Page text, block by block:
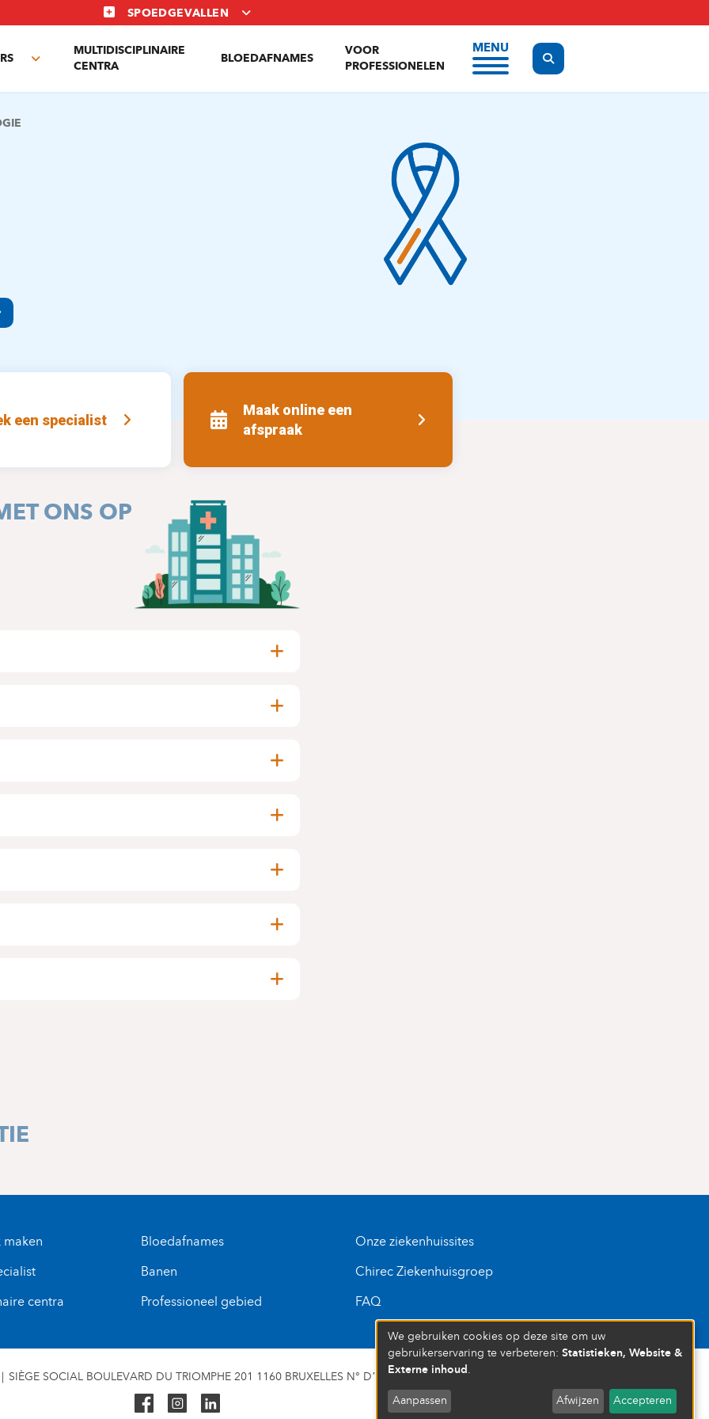
SPOEDGEVALLEN
Toggle
MULTIDISCIPLINAIRE
CENTRA
BLOEDAFNAMES
VOOR
PROFESSIONELEN
MENU
Display the search form
een specialist
Maak online een
afspraak
ONS OP
maken
centra
Bloedafnames
Banen
Professioneel gebied
Onze ziekenhuissites
Chirec Ziekenhuisgroep
FAQ
SIÈGE SOCIAL BOULEVARD DU TRIOMPHE 201 1160 BRUXELLES N° D’ENTREPRISE : 472 937 059
We gebruiken cookies op deze site om uw
gebruikerservaring te verbeteren: Statistieken, Website &
Externe inhoud.
Aanpassen Afwijzen Accepteren